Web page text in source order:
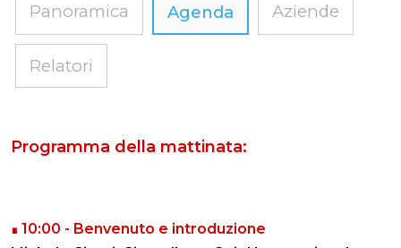
Panoramica Agenda Aziende
Relatori
Programma della mattinata:
∎ 10:00 - Benvenuto e introduzione